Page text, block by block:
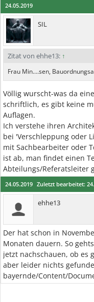
24.05.2019
SIL
Zitat von ehhe13: ↑
Frau Min....sen,
Völlig wurscht-was da
schriftlich, es gibt keine
Auflagen.
Ich verstehe ihren
bei 'Verschleppung oder
mit Sachbearbeiter oder
ist ab, man findet einen
Abteilungs/Referatsleiter
24.05.2019 Zuletzt bearbeitet:
ehhe13
Der hat schon in
Monaten dauern. So
jetzt nachschauen, ob es
aber leider nichts
bayernde/Content/